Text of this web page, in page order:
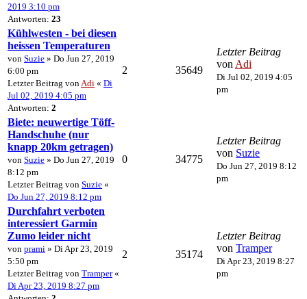
2019 3:10 pm
Antworten: 23
Kühlwesten - bei diesen
heissen Temperaturen
von Suzie » Do Jun 27, 2019
6:00 pm
Letzter Beitrag von Adi « Di
Jul 02, 2019 4:05 pm
Antworten: 2
2 35649
Letzter Beitrag
von Adi
Di Jul 02, 2019 4:05
pm
Biete: neuwertige Töff-
Handschuhe (nur
knapp 20km getragen)
von Suzie » Do Jun 27, 2019
8:12 pm
Letzter Beitrag von Suzie «
Do Jun 27, 2019 8:12 pm
0 34775
Letzter Beitrag
von Suzie
Do Jun 27, 2019 8:12
pm
Durchfahrt verboten
interessiert Garmin
Zumo leider nicht
von prami » Di Apr 23, 2019
5:50 pm
Letzter Beitrag von Tramper«
Di Apr 23, 2019 8:27 pm
2 35174
Letzter Beitrag
von Tramper
Di Apr 23, 2019 8:27
pm